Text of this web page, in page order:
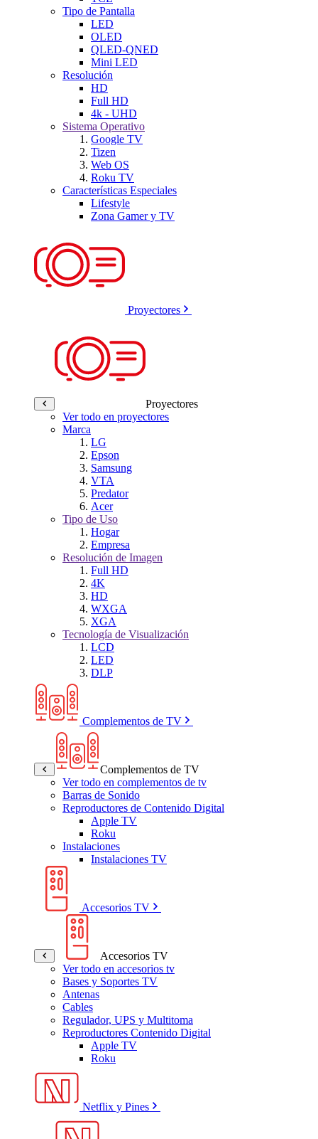
Tipo de Pantalla
LED
OLED
QLED-QNED
Mini LED
Resolución
HD
Full HD
4k - UHD
Sistema Operativo
Google TV
Tizen
Web OS
Roku TV
Características Especiales
Lifestyle
Zona Gamer y TV
Proyectores
Proyectores
Ver todo en proyectores
Marca
LG
Epson
Samsung
VTA
Predator
Acer
Tipo de Uso
Hogar
Empresa
Resolución de Imagen
Full HD
4K
HD
WXGA
XGA
Tecnología de Visualización
LCD
LED
DLP
Complementos de TV
Complementos de TV
Ver todo en complementos de tv
Barras de Sonido
Reproductores de Contenido Digital
Apple TV
Roku
Instalaciones
Instalaciones TV
Accesorios TV
Accesorios TV
Ver todo en accesorios tv
Bases y Soportes TV
Antenas
Cables
Regulador, UPS y Multitoma
Reproductores Contenido Digital
Apple TV
Roku
Netflix y Pines